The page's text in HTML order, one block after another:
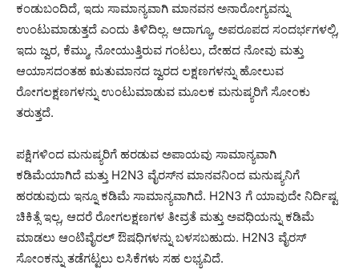
ಕಂಡುಬಂದಿದೆ, ಇದು ಸಾಮಾನ್ಯವಾಗಿ ಮಾನವನ ಅನಾರೋಗ್ಯವನ್ನು
ಉಂಟುಮಾಡುತ್ತದೆ ಎಂದು ತಿಳಿದಿಲ್ಲ. ಆದಾಗ್ಯೂ, ಅಪರೂಪದ ಸಂದರ್ಭಗಳಲ್ಲಿ,
ಇದು ಜ್ವರ, ಕೆಮ್ಮು, ನೋಯುತ್ತಿರುವ ಗಂಟಲು, ದೇಹದ ನೋವು ಮತ್ತು
ಆಯಾಸದಂತಹ ಋತುಮಾನದ ಜ್ವರದ ಲಕ್ಷಣಗಳನ್ನು ಹೋಲುವ
ರೋಗಲಕ್ಷಣಗಳನ್ನು ಉಂಟುಮಾಡುವ ಮೂಲಕ ಮನುಷ್ಯರಿಗೆ ಸೋಂಕು
ತರುತ್ತದೆ.
ಪಕ್ಷಿಗಳಿಂದ ಮನುಷ್ಯರಿಗೆ ಹರಡುವ ಅಪಾಯವು ಸಾಮಾನ್ಯವಾಗಿ
ಕಡಿಮೆಯಾಗಿದೆ ಮತ್ತು H2N3 ವೈರಸ್‌ನ ಮಾನವನಿಂದ ಮನುಷ್ಯನಿಗೆ
ಹರಡುವುದು ಇನ್ನೂ ಕಡಿಮೆ ಸಾಮಾನ್ಯವಾಗಿದೆ. H2N3 ಗೆ ಯಾವುದೇ ನಿರ್ದಿಷ್ಟ
ಚಿಕಿತ್ಸೆ ಇಲ್ಲ, ಆದರೆ ರೋಗಲಕ್ಷಣಗಳ ತೀವ್ರತೆ ಮತ್ತು ಅವಧಿಯನ್ನು ಕಡಿಮೆ
ಮಾಡಲು ಆಂಟಿವೈರಲ್ ಔಷಧಿಗಳನ್ನು ಬಳಸಬಹುದು. H2N3 ವೈರಸ್
ಸೋಂಕನ್ನು ತಡೆಗಟ್ಟಲು ಲಸಿಕೆಗಳು ಸಹ ಲಭ್ಯವಿದೆ.